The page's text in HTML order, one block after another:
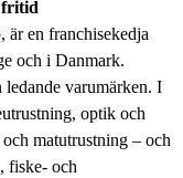
fritid
en franchisekedja
och i Danmark.
ledande varumärken. I
optik och
matutrustning – och
fiske- och